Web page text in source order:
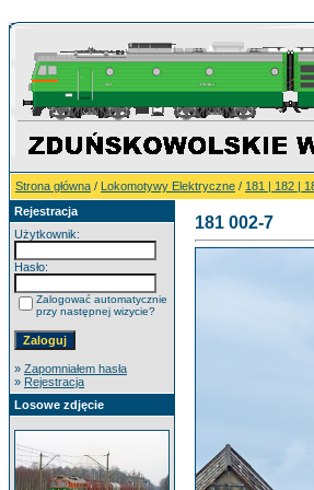
Strona główna / Lokomotywy Elektryczne / 181 | 182 |
Rejestracja
Użytkownik:
Hasło:
Zalogować automatycznie
przy następnej wizycie?
» Zapomniałem hasła
» Rejestracja
Losowe zdjęcie
181 002-7